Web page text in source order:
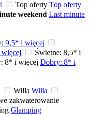
Top oferty Top oferty
weekend Last minute
9,5* i więcej
Świetne: 8,5* i
8* i więcej Dobry: 8* i
Willa Willa
zakwaterowanie
Glamping